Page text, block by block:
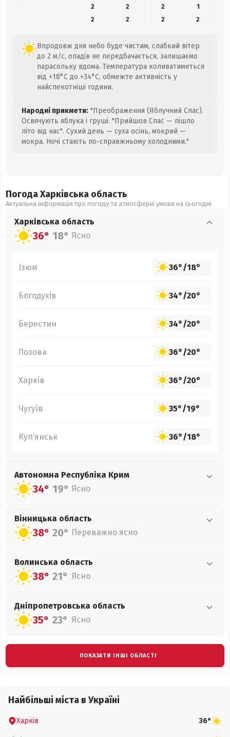
2
2 2
1
2
2 2 2
Впродовж дня небо буде чистим, слабкий вітер
до 2 м/с, опадів не передбачається, залишаємо
парасольку вдома. Температура коливатиметься
від +18°C до +34°C, обмежте активність у
найспекотніші години.
Народні прикмети: "Преображення (Яблучний Спас).
Освячують яблука і груші. "Прийшов Спас — пішло
літо від нас". Сухий день — суха осінь, мокрий —
мокра. Ночі стають по-справжньому холодними."
Погода Харківська область
Актуальна інформація про погоду та атмосферні умови на сьогодні
Харківська область
36° 18° Ясно
Ізюм 36°/18°
Богодухів 34°/20°
Берестин 34°/20°
Лозова 36°/20°
Харків 36°/20°
Чугуїв 35°/19°
Куп’янськ 36°/18°
Автономна Республіка Крим
34° 19° Ясно
Вінницька область
38° 20° Переважно ясно
Волинська область
38° 21° Ясно
Дніпропетровська область
35° 23° Ясно
ПОКАЗАТИ ІНШІ ОБЛАСТІ
Найбільші міста в Україні
Харків 36°